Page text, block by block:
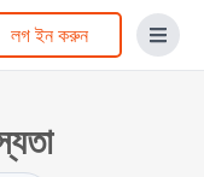
লগ ইন করুন